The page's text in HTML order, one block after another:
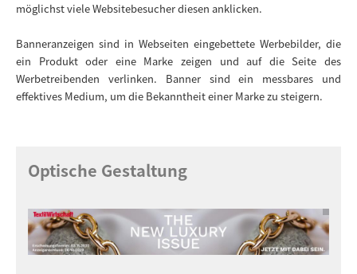
möglichst viele Websitebesucher diesen anklicken.
Banneranzeigen sind in Webseiten eingebettete Werbebilder, die
ein Produkt oder eine Marke zeigen und auf die Seite des
Werbetreibenden verlinken. Banner sind ein messbares und
effektives Medium, um die Bekanntheit einer Marke zu steigern.
Optische Gestaltung